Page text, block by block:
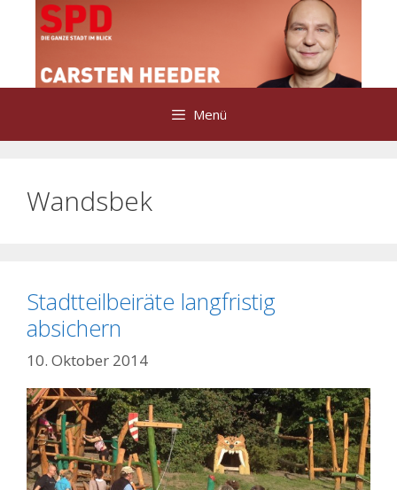
Menü
Wandsbek
Stadtteilbeiräte langfristig
absichern
10. Oktober 2014